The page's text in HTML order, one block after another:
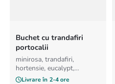
Buchet cu trandafiri
portocalii
minirosa, trandafiri,
hortensie, eucalypt,
dianthus
Livrare în 2-4 ore